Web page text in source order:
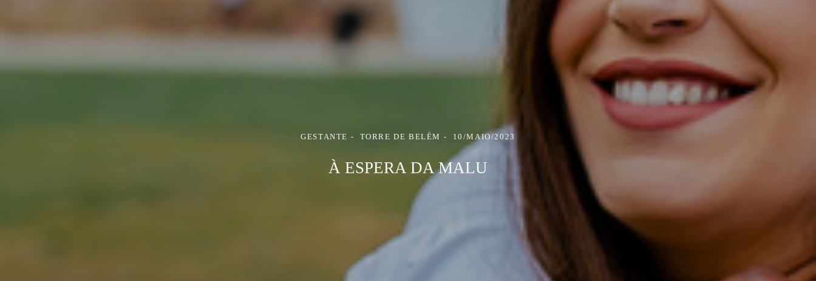
GESTANTE TORRE DE BELÉM 10/MAIO/2023
À ESPERA DA MALU